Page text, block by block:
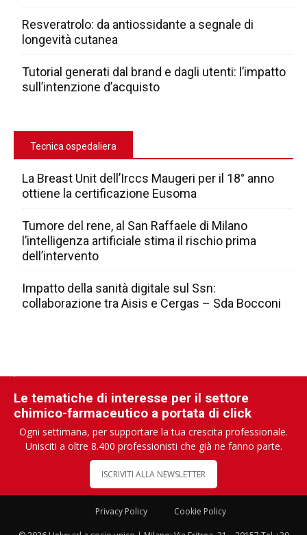
Resveratrolo: da antiossidante a segnale di
longevità cutanea
Tutorial generati dal brand e dagli utenti: l’impatto
sull’intenzione d’acquisto
Tecnica ospedaliera
La Breast Unit dell’Irccs Maugeri per il 18° anno
ottiene la certificazione Eusoma
Tumore del rene, al San Raffaele di Milano
l’intelligenza artificiale stima il rischio prima
dell’intervento
Impatto della sanità digitale sul Ssn:
collaborazione tra Aisis e Cergas – Sda Bocconi
Le tematiche di interesse per il settore
chimico-farmaceutico a portata di click
Ogni settimana, per supportare la tua crescita professionale.
Unisciti a oltre 8.400 professionisti che già ne fanno parte.
ISCRIVITI ALLA NEWSLETTER
Privacy Policy Cookie Policy